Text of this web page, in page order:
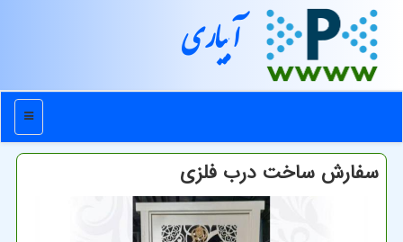
آبیاری
منو
سفارش ساخت درب فلزی